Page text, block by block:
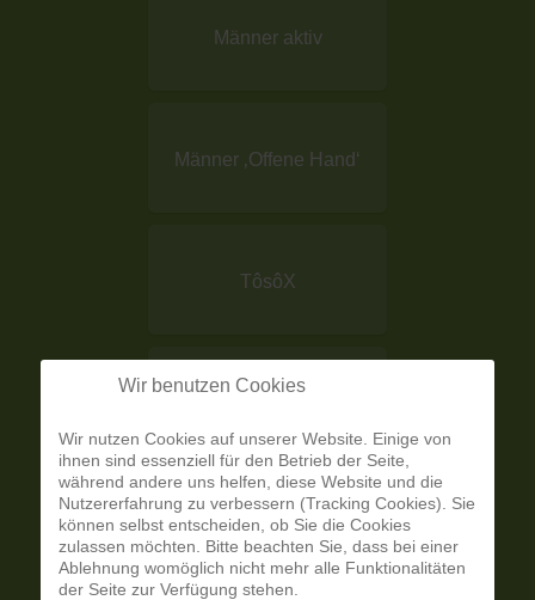
Männer aktiv
Männer ‚Offene Hand‘
TôsôX
Seniorinnen
Wir benutzen Cookies
Wir nutzen Cookies auf unserer Website. Einige von
ihnen sind essenziell für den Betrieb der Seite,
während andere uns helfen, diese Website und die
Nutzererfahrung zu verbessern (Tracking Cookies). Sie
können selbst entscheiden, ob Sie die Cookies
zulassen möchten. Bitte beachten Sie, dass bei einer
Ablehnung womöglich nicht mehr alle Funktionalitäten
der Seite zur Verfügung stehen.